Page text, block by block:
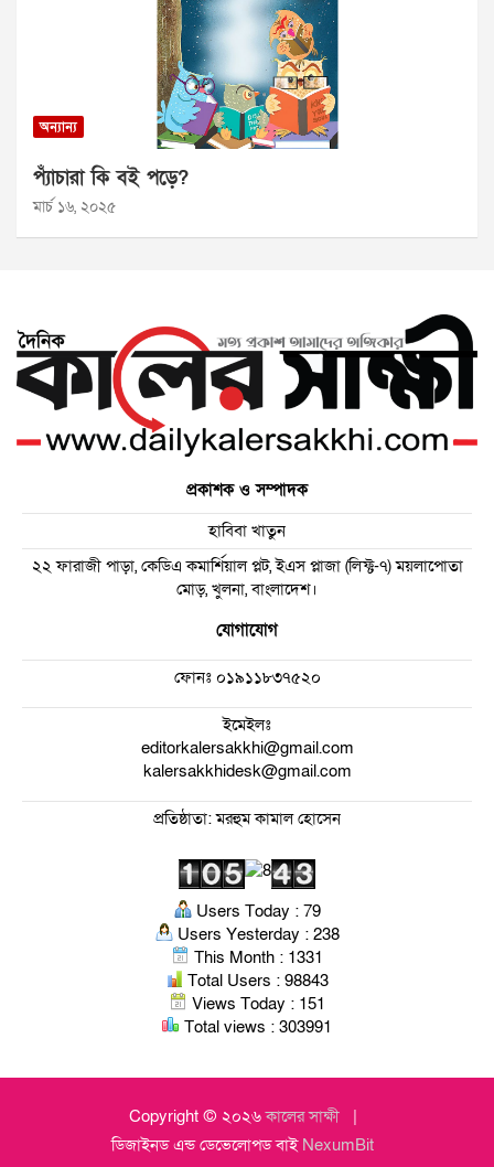
অন্যান্য
প্যাঁচারা কি বই পড়ে?
মার্চ ১৬, ২০২৫
প্রকাশক ও সম্পাদক
হাবিবা খাতুন
২২ ফারাজী পাড়া, কেডিএ কমার্শিয়াল প্লট, ইএস প্লাজা (লিফ্ট-৭) ময়লাপোতা
মোড়, খুলনা, বাংলাদেশ।
যোগাযোগ
ফোনঃ০১৯১১৮৩৭৫২০
ইমেইলঃ
editorkalersakkhi@gmail.com
kalersakkhidesk@gmail.com
প্রতিষ্ঠাতা: মরহুম কামাল হোসেন
Users Today : 79
Users Yesterday : 238
This Month : 1331
Total Users : 98843
Views Today : 151
Total views : 303991
Copyright © ২০২৬কালের সাক্ষী
ডিজাইনড এন্ড ডেভেলোপড বাই NexumBit